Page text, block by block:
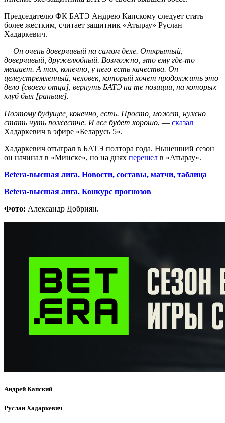
Председателю ФК БАТЭ Андрею Капскому следует стать
более жестким, считает защитник «Атырау» Руслан
Хадаркевич.
— Он очень доверчивый на самом деле. Открытый,
доверчивый, дружелюбный. Возможно, это ему где-то
мешает. А так, конечно, у него есть качества. Он
целеустремленный, человек, который хочет продолжить это
дело [своего отца], вернуть БАТЭ на те позиции, на которых
клуб был [раньше].
Поэтому будущее, конечно, есть. Просто, может, нужно
стать чуть пожестче. И все будет хорошо, — сказал
Хадаркевич в эфире «Беларусь 5».
Хадаркевич отыграл в БАТЭ полтора года. Нынешний сезон
он начинал в «Минске», но на днях перешел в «Атырау».
Betera-высшая лига. Новости, составы, матчи, таблица
Betera-высшая лига. Конкурс прогнозов
Фото: Александр Добриян.
Андрей Капский
Руслан Хадаркевич